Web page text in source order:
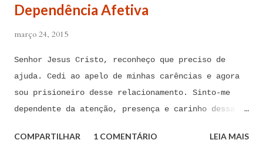
Dependência Afetiva
março 24, 2015
Senhor Jesus Cristo, reconheço que preciso de
ajuda. Cedi ao apelo de minhas carências e agora
sou prisioneiro desse relacionamento. Sinto-me
dependente da atenção, presença e carinho dessa
para me libertar da influência dessas tentações. A
COMPARTILHAR 1 COMENTÁRIO LEIA MAIS